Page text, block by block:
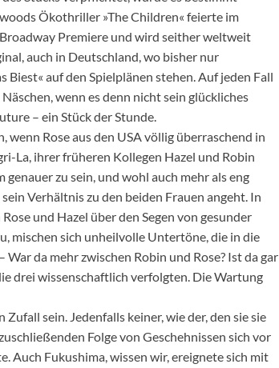
Ökothriller »The Children« feierte im
Premiere und wird seither weltweit
auch in Deutschland, wo bisher nur
auf den Spielplänen stehen. Auf jeden Fall
wenn es denn nicht sein glückliches
– ein Stück der Stunde.
wenn Rose aus den USA völlig überraschend in
La, ihrer früheren Kollegen Hazel und Robin
zu sein, und wohl auch mehr als eng
Verhältnis zu den beiden Frauen angeht. In
und Hazel über den Segen von gesunder
mischen sich unheilvolle Untertöne, die in die
da mehr zwischen Robin und Rose? Ist da gar
drei wissenschaftlich verfolgten. Die Wartung
sein. Jedenfalls keiner, wie der, den sie sie
Folge von Geschehnissen sich vor
Auch Fukushima, wissen wir, ereignete sich mit